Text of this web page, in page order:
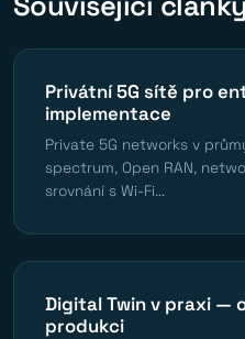
Privátní 5G sítě pro
implementace
Private 5G networks v
spectrum, Open RAN,
srovnání s Wi-Fi...
Digital Twin v praxi —
produkci